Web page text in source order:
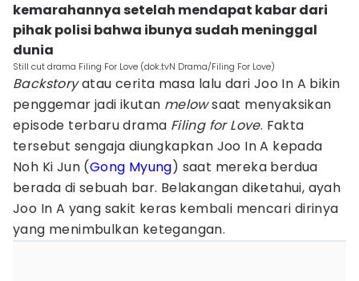
kemarahannya setelah mendapat kabar dari
pihak polisi bahwa ibunya sudah meninggal
dunia
Still cut drama Filing For Love (dok.tvN Drama/Filing For Love)
Backstoryatau cerita masa lalu dari Joo In A bikin
penggemar jadi ikutan melowsaat menyaksikan
episode terbaru drama Filing for Love. Fakta
tersebut sengaja diungkapkan Joo In A kepada
Noh Ki Jun (Gong Myung) saat mereka berdua
berada di sebuah bar. Belakangan diketahui, ayah
Joo In A yang sakit keras kembali mencari dirinya
yang menimbulkan ketegangan.